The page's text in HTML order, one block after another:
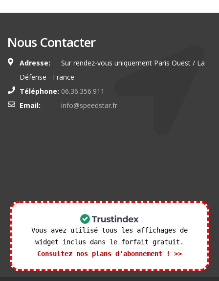
Nous Contacter
Adresse:
Sur rendez-vous uniquement Paris Ouest / La
Défense - France
Téléphone: 06.36.356.911
Email:
info@speedstar.fr
Vous avez utilisé tous les affichages de
widget inclus dans le forfait gratuit.
Consultez nos plans d'abonnement ! >>